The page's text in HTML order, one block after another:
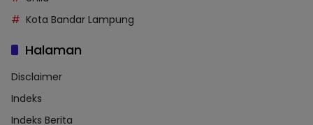
Kota Bandar Lampung
Halaman
Disclaimer
Indeks
Indeks Berita